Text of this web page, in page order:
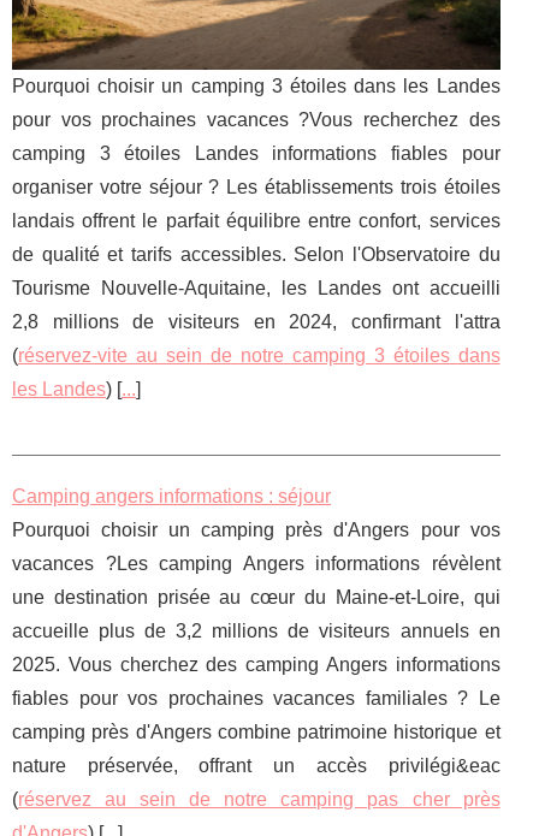
Pourquoi choisir un camping 3 étoiles dans les Landes
pour vos prochaines vacances ?Vous recherchez des
camping 3 étoiles Landes informations fiables pour
organiser votre séjour ? Les établissements trois étoiles
landais offrent le parfait équilibre entre confort, services
de qualité et tarifs accessibles. Selon l'Observatoire du
Tourisme Nouvelle-Aquitaine, les Landes ont accueilli
2,8 millions de visiteurs en 2024, confirmant l'attra
(réservez-vite au sein de notre camping 3 étoiles dans
les Landes) [...]
Camping angers informations : séjour
Pourquoi choisir un camping près d'Angers pour vos
vacances ?Les camping Angers informations révèlent
une destination prisée au cœur du Maine-et-Loire, qui
accueille plus de 3,2 millions de visiteurs annuels en
2025. Vous cherchez des camping Angers informations
fiables pour vos prochaines vacances familiales ? Le
camping près d'Angers combine patrimoine historique et
nature préservée, offrant un accès privilégi&eac
(réservez au sein de notre camping pas cher près